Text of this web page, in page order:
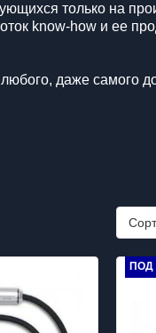
только на
know-how и ее
даже самого
ПОД